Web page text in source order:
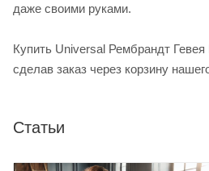
даже своими руками.
Купить Universal Рембрандт
сделав заказ через корзину
Статьи